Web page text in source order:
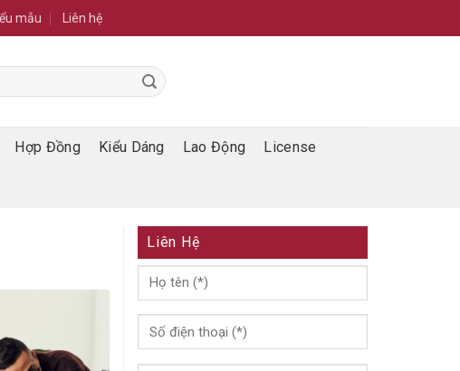
mẫu Liên hệ
Hợp Đồng Kiểu Dáng Lao Động License
Liên Hệ